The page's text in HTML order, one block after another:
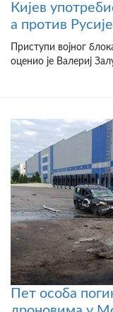
Кијев
а против
Приступи војног
оценио је Валериј
Пет особа